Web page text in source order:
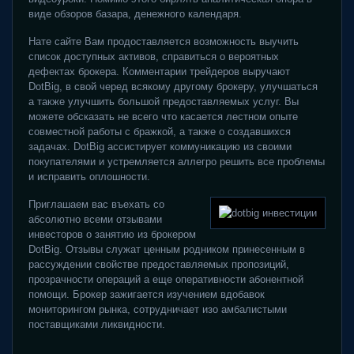
виде обзоров базара, денежного календаря.
Нате сайте Вам продоставляется возможность выучить
список доступных активов, справиться о вероятных
дефектах брокера. Комментарии трейдеров выручают
DotBig, в свой черед всякому другому брокеру, улучшаться
а также улучшить большой предоставляемых услуг. Вы
можете обсказать не всего что касается лестном опыте
совместной работы с бражкой, а также о создавшихся
задачах. DotBig ассистирует коммуникацию из своими
покупателями и устремляется аллегро решить все проблемы
и исправить оплошности.
Приглашаем вас въехать со
абсолютно всеми отзывами
инвесторов о занятию из брокером
DotBig. Отзывы служат ценным родником принесенным в
рассуждении свойстве предоставляемых пропозиций,
прозрачности операций а еще оперативности абонентной
помощи. Брокер зажигается изучением вдобавок
мониторингом рынка, сотрудничает изо амбалистыми
поставщиками ликвидности.